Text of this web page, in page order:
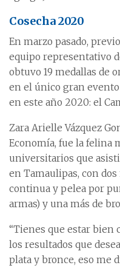
Cosecha 2020
En marzo pasado,
equipo representativo
obtuvo 19 medallas de
en el único gran
en este año 2020: el
Zara Arielle Vázquez
Economía, fue la felina
universitarios que
en Tamaulipas, con
continua y pelea por
armas) y una más de
“Tienes que estar bien
los resultados que
plata y bronce, eso me